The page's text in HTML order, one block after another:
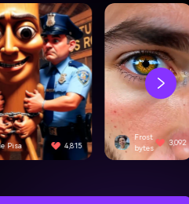
Frost
bytes
3,092 SwiftEdge